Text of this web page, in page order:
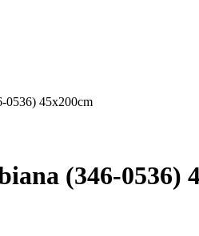
0536) 45x200cm
(346-0536)